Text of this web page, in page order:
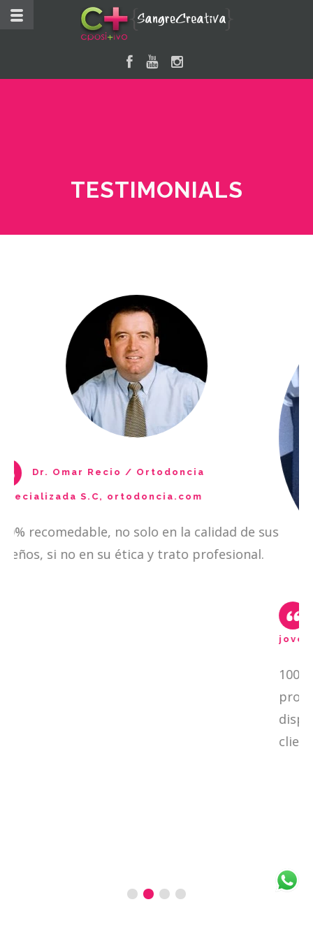
TESTIMONIALS
/ Ortodoncia
ortodoncia.com
no solo en la calidad de sus
ética y trato profesional.
Mariana G. /
100%
profesional, muy
disposición! Dan